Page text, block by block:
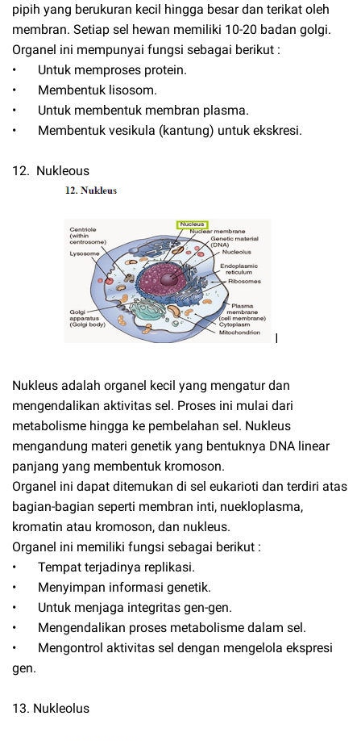
pipih yang berukuran kecil hingga besar dan terikat oleh
membran. Setiap sel hewan memiliki 10-20 badan golgi.
Organel ini mempunyai fungsi sebagai berikut :
•
Untuk memproses protein.
•
Membentuk lisosom.
•
Untuk membentuk membran plasma.
•
Membentuk vesikula (kantung) untuk ekskresi.
12. Nukleous
Nukleus adalah organel kecil yang mengatur dan
mengendalikan aktivitas sel. Proses ini mulai dari
metabolisme hingga ke pembelahan sel. Nukleus
mengandung materi genetik yang bentuknya DNA linear
panjang yang membentuk kromoson.
Organel ini dapat ditemukan di sel eukarioti dan terdiri atas
bagian-bagian seperti membran inti, nuekloplasma,
kromatin atau kromoson, dan nukleus.
Organel ini memiliki fungsi sebagai berikut :
•
Tempat terjadinya replikasi.
•
Menyimpan informasi genetik.
•
Untuk menjaga integritas gen-gen.
•
Mengendalikan proses metabolisme dalam sel.
•
Mengontrol aktivitas sel dengan mengelola ekspresi
gen.
13. Nukleolus